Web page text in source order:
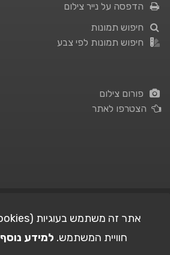
הדפסה על נייר צילום
חיפוש תמונות
חיפוש תמונות לפי צבע
פורום צילום
הצטרפו לאתר
STUDIO101| Picshare.co.il - כל הזכויות שמורות
חוויית המשתמש. למידע נוסף